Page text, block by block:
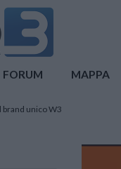
FORUM MAPPA
brand unico W3